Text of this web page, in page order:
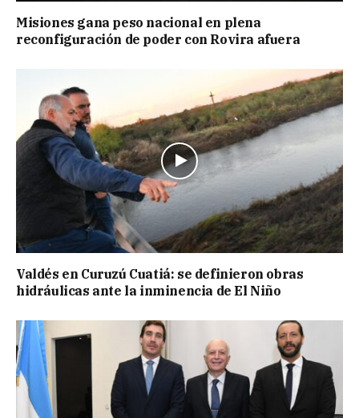
Misiones gana peso nacional en plena
reconfiguración de poder con Rovira afuera
Valdés en Curuzú Cuatiá: se definieron obras
hidráulicas ante la inminencia de El Niño